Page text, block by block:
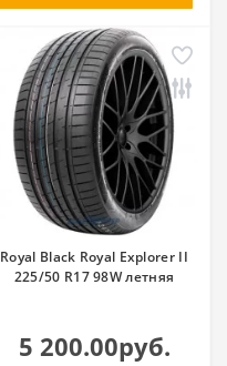
Royal Black Royal Explorer II
225/50 R17 98W летняя
5 200.00руб.